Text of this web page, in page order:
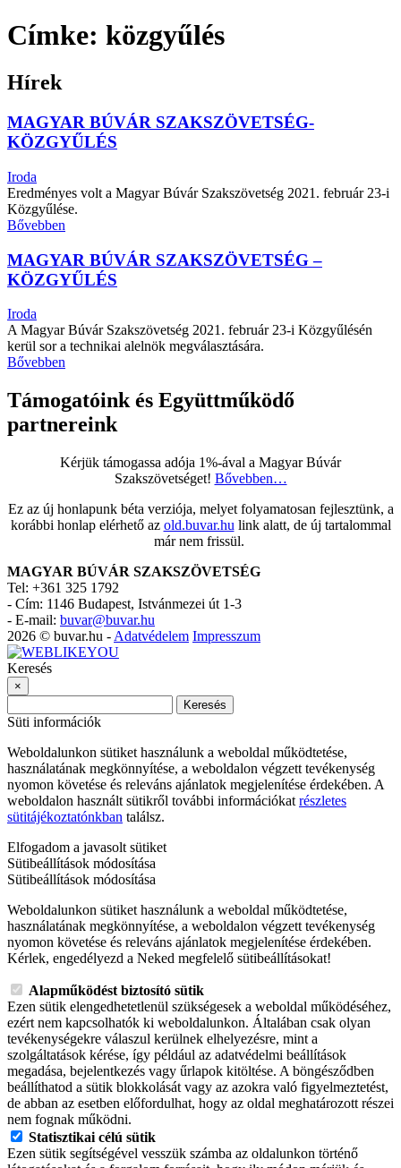
Címke: közgyűlés
Hírek
MAGYAR BÚVÁR SZAKSZÖVETSÉG-
KÖZGYŰLÉS
Iroda
Eredményes volt a Magyar Búvár Szakszövetség 2021. február 23-i
Közgyűlése.
Bővebben
MAGYAR BÚVÁR SZAKSZÖVETSÉG –
KÖZGYŰLÉS
Iroda
A Magyar Búvár Szakszövetség 2021. február 23-i Közgyűlésén
kerül sor a technikai alelnök megválasztására.
Bővebben
Támogatóink és Együttműködő
partnereink
Kérjük támogassa adója 1%-ával a Magyar Búvár
Szakszövetséget! Bővebben…
Ez az új honlapunk béta verziója, melyet folyamatosan fejlesztünk, a
korábbi honlap elérhető az old.buvar.hu link alatt, de új tartalommal
már nem frissül.
MAGYAR BÚVÁR SZAKSZÖVETSÉG
Tel: +361 325 1792
- Cím: 1146 Budapest, Istvánmezei út 1-3
- E-mail: buvar@buvar.hu
2026 © buvar.hu - Adatvédelem Impresszum
Keresés
×
Keresés
Süti információk
Weboldalunkon sütiket használunk a weboldal működtetése,
használatának megkönnyítése, a weboldalon végzett tevékenység
nyomon követése és releváns ajánlatok megjelenítése érdekében. A
weboldalon használt sütikről további információkat részletes
sütitájékoztatónkban találsz.
Elfogadom a javasolt sütiket
Sütibeállítások módosítása
Sütibeállítások módosítása
Weboldalunkon sütiket használunk a weboldal működtetése,
használatának megkönnyítése, a weboldalon végzett tevékenység
nyomon követése és releváns ajánlatok megjelenítése érdekében.
Kérlek, engedélyezd a Neked megfelelő sütibeállításokat!
Alapműködést biztosító sütik
Ezen sütik elengedhetetlenül szükségesek a weboldal működéséhez,
ezért nem kapcsolhatók ki weboldalunkon. Általában csak olyan
tevékenységekre válaszul kerülnek elhelyezésre, mint a
szolgáltatások kérése, így például az adatvédelmi beállítások
megadása, bejelentkezés vagy űrlapok kitöltése. A böngésződben
beállíthatod a sütik blokkolását vagy az azokra való figyelmeztetést,
de abban az esetben előfordulhat, hogy az oldal meghatározott részei
nem fognak működni.
Statisztikai célú sütik
Ezen sütik segítségével vesszük számba az oldalunkon történő